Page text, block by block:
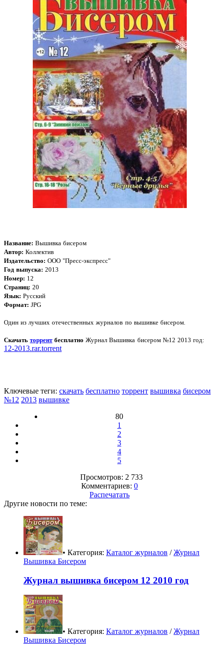
Название: Вышивка бисером
Автор:Коллектив
Издательство: ООО "Пресс-экспресс"
Год выпуска: 2013
Номер: 12
Страниц: 20
Язык: Русский
Формат: JPG
Один из лучших отечественных журналов по вышивке бисером.
Скачатьторрентбесплатно Журнал Вышивка бисером №12 2013 год:
12-2013.rar.torrent
Ключевые теги: скачать бесплатно торрент вышивка бисером
№12 2013 вышивке
80
1
2
3
4
5
Просмотров: 2 733
Комментариев: 0
Распечатать
Другие новости по теме:
• Категория: Каталог журналов /Журнал
Вышивка Бисером
Журнал вышивка бисером 12 2010 год
• Категория: Каталог журналов /Журнал
Вышивка Бисером